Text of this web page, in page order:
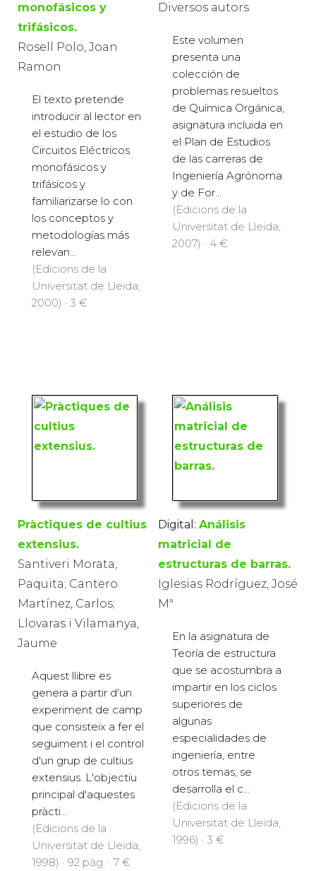
monofásicos y
trifásicos.
Rosell Polo, Joan
Ramon
El texto pretende
introducir al lector en
el estudio de los
Circuitos Eléctricos
monofásicos y
trifásicos y
familiarizarse lo con
los conceptos y
metodologías más
relevan...
(Edicions de la
Universitat de Lleida,
2000) · 3 €
Diversos autors
Este volumen
presenta una
colección de
problemas resueltos
de Química Orgánica,
asignatura incluida en
el Plan de Estudios
de las carreras de
Ingeniería Agrónoma
y de For...
(Edicions de la
Universitat de Lleida,
2007) · 4 €
Pràctiques de cultius
extensius.
Santiveri Morata,
Paquita; Cantero
Martínez, Carlos;
Llovaras i Vilamanya,
Jaume
Aquest llibre es
genera a partir d'un
experiment de camp
que consisteix a fer el
seguiment i el control
d'un grup de cultius
extensius. L'objectiu
principal d'aquestes
pràcti...
(Edicions de la
Universitat de Lleida,
1998) · 92 pàg. · 7 €
Digital: Análisis
matricial de
estructuras de barras.
Iglesias Rodríguez, José
Mª
En la asignatura de
Teoría de estructura
que se acostumbra a
impartir en los ciclos
superiores de
algunas
especialidades de
ingeniería, entre
otros temas, se
desarrolla el c...
(Edicions de la
Universitat de Lleida,
1996) · 3 €